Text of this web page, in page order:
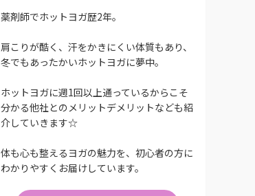
薬剤師でホットヨガ歴2年。
肩こりが酷く、汗をかきにくい体質もあり、
冬でもあったかいホットヨガに夢中。
ホットヨガに週1回以上通っているからこそ
分かる他社とのメリットデメリットなども紹
介していきます☆
体も心も整えるヨガの魅力を、初心者の方に
わかりやすくお届けしています。